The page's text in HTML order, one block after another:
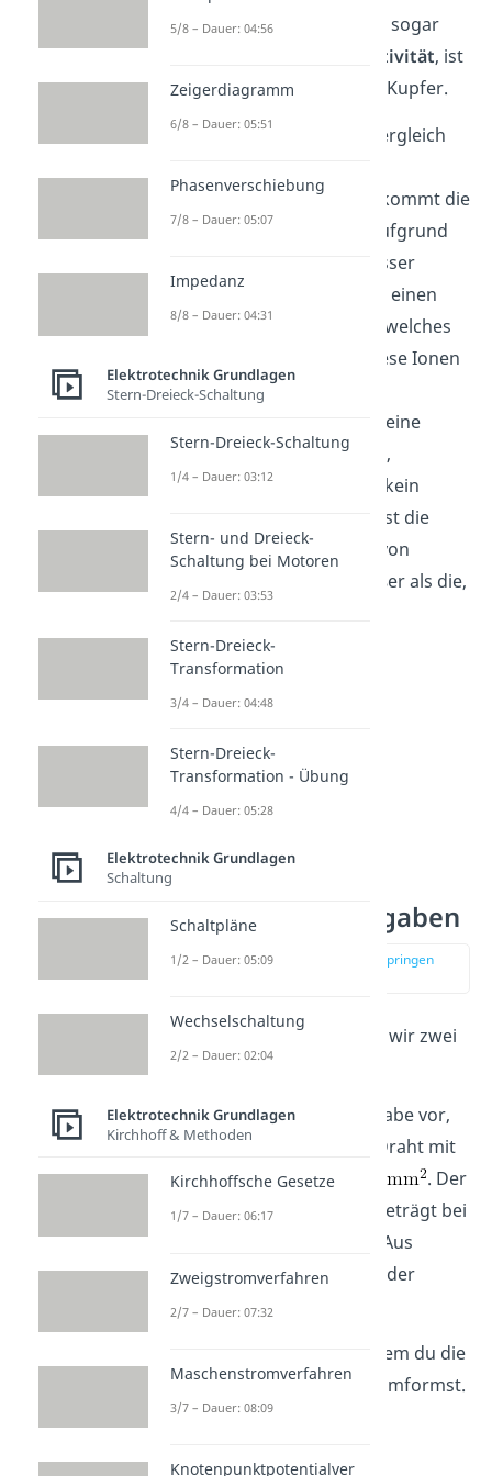
genutzt werden. Silber hat sogar
Konduktivität, ist
aber wesentlich teurer als Kupfer.
Interessant ist auch der Vergleich
destiliertem Wasser. Hier kommt die
elektrische Leitfähigkeit aufgrund
der gelösten Ionen im Wasser
zustande. Meerwasser hat einen
sehr hohen Anteil an Salz, welches
sich im Wasser auflöst. Diese Ionen
übertragen den
destiliertem Wasser sind keine
gelösten Ionen vorhanden,
demnach kann so gut wie kein
Strom fließen. Deswegen ist die
elektrische Leitfähigkeit
von
Meerwasser sehr viel größer als die,
Elektrische
Leitfähigkeit Aufgaben
zur Stelle im Video springen
Zur Vertiefung betrachten wir zwei
Beispielrechnungen.
Stell dir in der ersten Aufgabe vor,
du hast einen 2m langen Draht mit
einem Querschnitt von
. Der
Widerstanddes Drahtes beträgt bei
. Aus
welchem Material besteht der
Draht?
Die Lösung findest du, indem du die
Formel
nach
umformst.
Dann erhältst du
.
5/8 – Dauer: 04:56
Zeigerdiagramm
6/8 – Dauer: 05:51
Phasenverschiebung
7/8 – Dauer: 05:07
Impedanz
8/8 – Dauer: 04:31
Elektrotechnik Grundlagen
Stern-Dreieck-Schaltung
Stern-Dreieck-Schaltung
1/4 – Dauer: 03:12
Stern- und Dreieck-
Schaltung bei Motoren
2/4 – Dauer: 03:53
Stern-Dreieck-
Transformation
3/4 – Dauer: 04:48
Stern-Dreieck-
Transformation - Übung
4/4 – Dauer: 05:28
Elektrotechnik Grundlagen
Schaltung
Schaltpläne
1/2 – Dauer: 05:09
Wechselschaltung
2/2 – Dauer: 02:04
Elektrotechnik Grundlagen
Kirchhoff & Methoden
Kirchhoffsche Gesetze
1/7 – Dauer: 06:17
Zweigstromverfahren
2/7 – Dauer: 07:32
Maschenstromverfahren
3/7 – Dauer: 08:09
Knotenpunktpotentialver